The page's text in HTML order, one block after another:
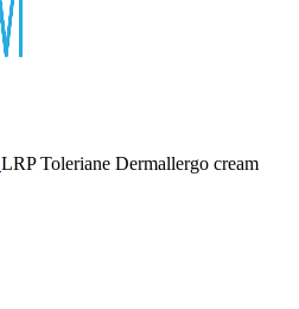
LRP Toleriane Dermallergo cream